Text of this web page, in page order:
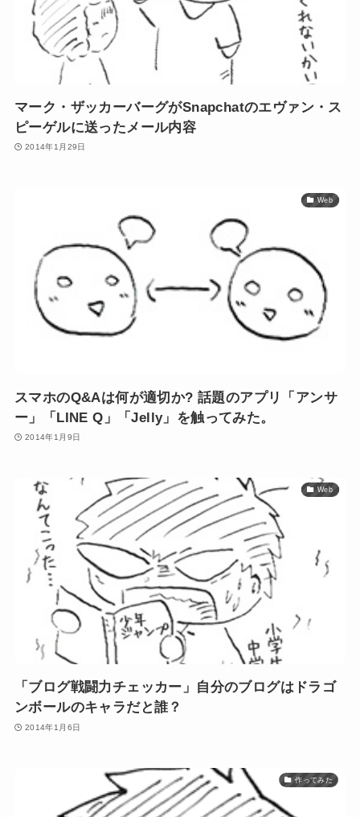
マーク・ザッカーバーグがSnapchatのエヴァン・ス
ピーゲルに送ったメール内容
2014年1月29日
Web
スマホのQ&Aは何が適切か? 話題のアプリ「アンサ
ー」「LINE Q」「Jelly」を触ってみた。
2014年1月9日
Web
「ブログ戦闘力チェッカー」自分のブログはドラゴ
ンボールのキャラだと誰？
2014年1月6日
作ってみた